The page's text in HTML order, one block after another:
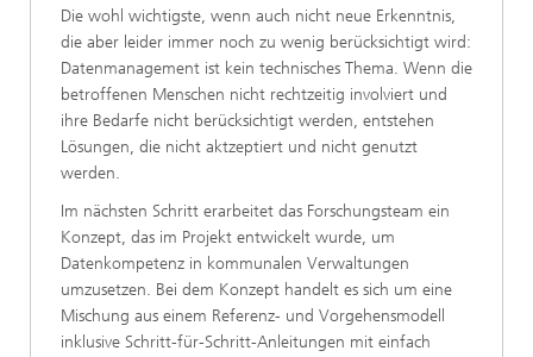
Die wohl wichtigste, wenn auch nicht neue Erkenntnis,
die aber leider immer noch zu wenig berücksichtigt wird:
Datenmanagement ist kein technisches Thema. Wenn die
betroffenen Menschen nicht rechtzeitig involviert und
ihre Bedarfe nicht berücksichtigt werden, entstehen
Lösungen, die nicht aktzeptiert und nicht genutzt
werden.
Im nächsten Schritt erarbeitet das Forschungsteam ein
Konzept, das im Projekt entwickelt wurde, um
Datenkompetenz in kommunalen Verwaltungen
umzusetzen. Bei dem Konzept handelt es sich um eine
Mischung aus einem Referenz- und Vorgehensmodell
inklusive Schritt-für-Schritt-Anleitungen mit einfach